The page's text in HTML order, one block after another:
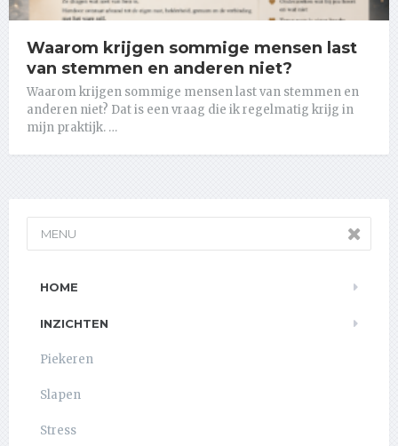
Waarom krijgen sommige mensen last
van stemmen en anderen niet?
Waarom krijgen sommige mensen last van stemmen en
anderen niet? Dat is een vraag die ik regelmatig krijg in
mijn praktijk. …
MENU
HOME
INZICHTEN
Piekeren
Slapen
Stress